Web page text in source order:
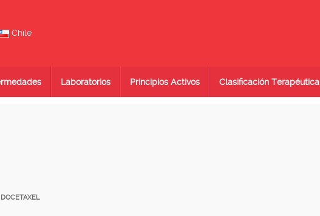
Chile
Laboratorios Principios Activos Clasificación Terapéutica